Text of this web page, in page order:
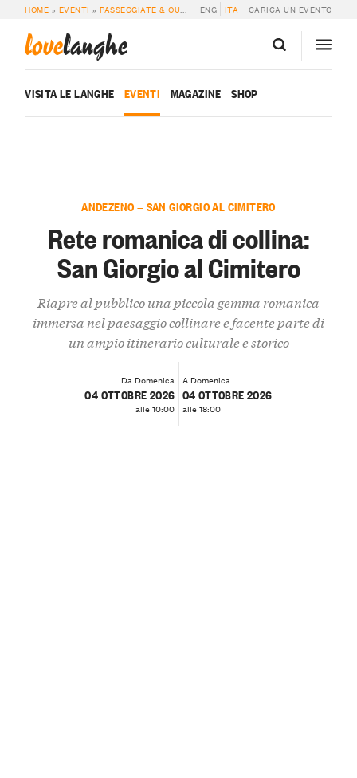
HOME » EVENTI »PASSEGGIATE & OUTDOOR » RETE ROMANICA DI COLLINA:
ENG ITA CARICA UN EVENTO
lovelanghe
VISITA LE LANGHE EVENTI MAGAZINE SHOP
ANDEZENO — SAN GIORGIO AL CIMITERO
Rete romanica di collina:
San Giorgio al Cimitero
Riapre al pubblico una piccola gemma romanica
immersa nel paesaggio collinare e facente parte di
un ampio itinerario culturale e storico
Da Domenica
04 OTTOBRE 2026
alle 10:00
A Domenica
04 OTTOBRE 2026
alle 18:00